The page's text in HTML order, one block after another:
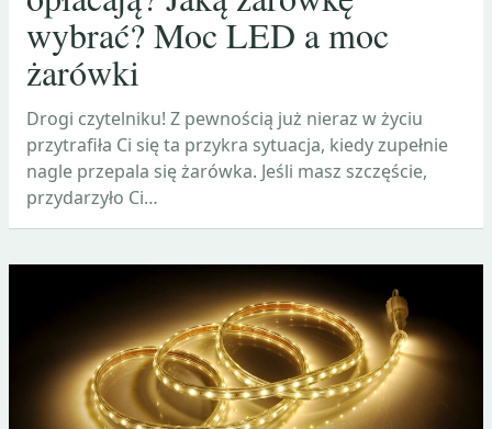
wybrać? Moc LED a moc
żarówki
Drogi czytelniku! Z pewnością już nieraz w życiu
przytrafiła Ci się ta przykra sytuacja, kiedy zupełnie
nagle przepala się żarówka. Jeśli masz szczęście,
przydarzyło Ci…